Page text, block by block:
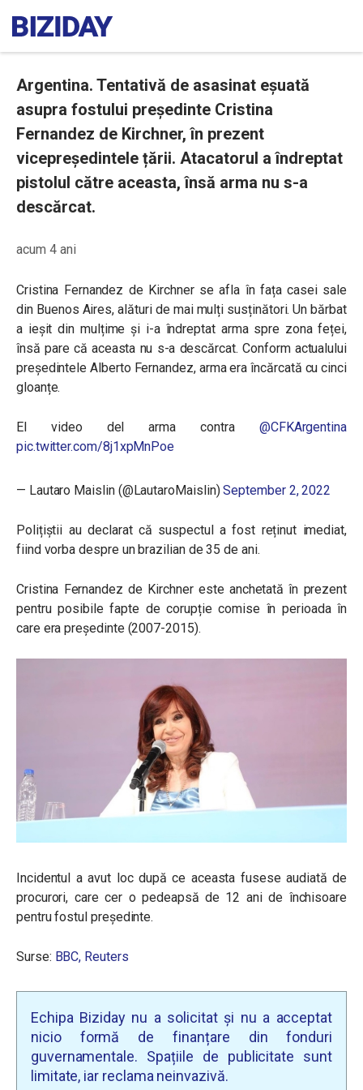
Argentina. Tentativă de asasinat eșuată
asupra fostului președinte Cristina
Fernandez de Kirchner, în prezent
vicepreședintele țării. Atacatorul a îndreptat
pistolul către aceasta, însă arma nu s-a
descărcat.
acum 4 ani
Cristina Fernandez de Kirchner se afla în fața casei sale
din Buenos Aires, alături de mai mulți susținători. Un bărbat
a ieșit din mulțime și i-a îndreptat arma spre zona feței,
însă pare că aceasta nu s-a descărcat. Conform actualului
președintele Alberto Fernandez, arma era încărcată cu cinci
gloanțe.
El video del arma contra @CFKArgentina
pic.twitter.com/8j1xpMnPoe
— Lautaro Maislin (@LautaroMaislin)September 2, 2022
Polițiștii au declarat că suspectul a fost reținut imediat,
fiind vorba despre un brazilian de 35 de ani.
Cristina Fernandez de Kirchner este anchetată în prezent
pentru posibile fapte de corupție comise în perioada în
care era președinte (2007-2015).
Incidentul a avut loc după ce aceasta fusese audiată de
procurori, care cer o pedeapsă de 12 ani de închisoare
pentru fostul președinte.
Surse: BBC, Reuters
Echipa Biziday nu a solicitat și nu a acceptat
nicio formă de finanțare din fonduri
guvernamentale. Spațiile de publicitate sunt
limitate, iar reclama neinvazivă.